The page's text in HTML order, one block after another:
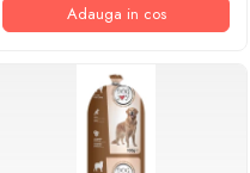
Adauga in cos